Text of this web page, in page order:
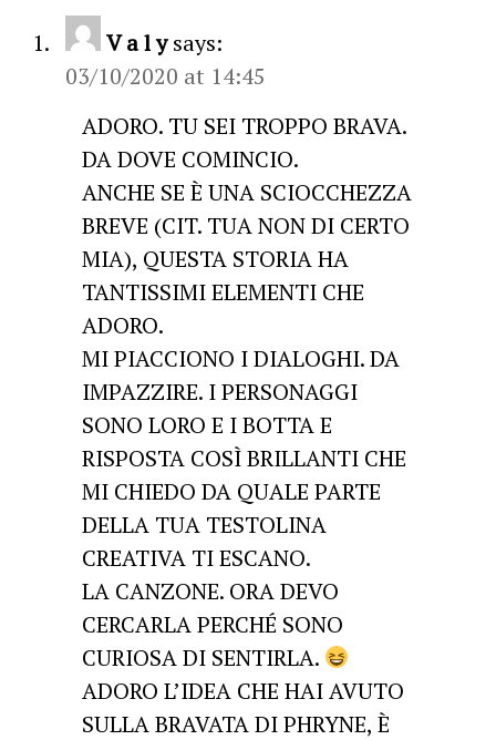
V a l y says:
03/10/2020 at 14:45
ADORO. TU SEI TROPPO BRAVA.
DA DOVE COMINCIO.
ANCHE SE È UNA SCIOCCHEZZA
BREVE (CIT. TUA NON DI CERTO
MIA), QUESTA STORIA HA
TANTISSIMI ELEMENTI CHE
ADORO.
MI PIACCIONO I DIALOGHI. DA
IMPAZZIRE. I PERSONAGGI
SONO LORO E I BOTTA E
RISPOSTA COSÌ BRILLANTI CHE
MI CHIEDO DA QUALE PARTE
DELLA TUA TESTOLINA
CREATIVA TI ESCANO.
LA CANZONE. ORA DEVO
CERCARLA PERCHÉ SONO
CURIOSA DI SENTIRLA.
ADORO L’IDEA CHE HAI AVUTO
SULLA BRAVATA DI PHRYNE, È